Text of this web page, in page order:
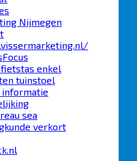
Nijmegen
enkel
tuinstoel
sea
verkort